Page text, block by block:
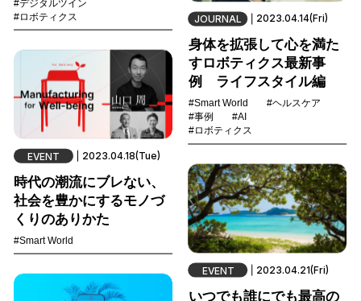
#デジタルツイン
#ロボティクス
JOURNAL 2023.04.14(Fri)
身体を拡張して心を満た
すロボティクス最新事
例 ライフスタイル編
#Smart World
#ヘルスケア
#事例
#AI
#ロボティクス
EVENT 2023.04.18(Tue)
時代の潮流にブレない、
社会を豊かにするモノづ
くりのありかた
#Smart World
EVENT 2023.04.21(Fri)
いつでも誰にでも最高の